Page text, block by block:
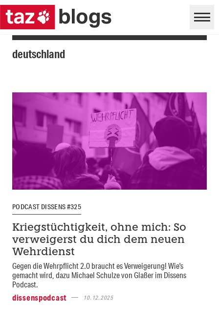
deutschland
PODCAST DISSENS #325
Kriegstüchtigkeit, ohne mich: So
verweigerst du dich dem neuen
Wehrdienst
Gegen die Wehrpflicht 2.0 braucht es Verweigerung! Wie's
gemacht wird, dazu Michael Schulze von Glaßer im Dissens
Podcast.
dissenspodcast
10.12.2025